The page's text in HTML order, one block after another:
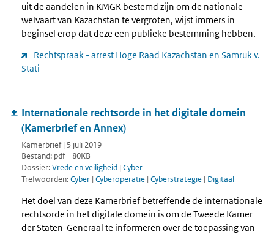
uit de aandelen in KMGK bestemd zijn om de nationale
welvaart van Kazachstan te vergroten, wijst immers in
beginsel erop dat deze een publieke bestemming hebben.
Rechtspraak - arrest Hoge Raad Kazachstan en Samruk v.
Stati
Internationale rechtsorde in het digitale domein
(Kamerbrief en Annex)
Kamerbrief | 5 juli 2019
Bestand: pdf - 80KB
Dossier:Vrede en veiligheid | Cyber
Trefwoorden:Cyber | Cyberoperatie | Cyberstrategie | Digitaal
Het doel van deze Kamerbrief betreffende de internationale
rechtsorde in het digitale domein is om de Tweede Kamer
der Staten-Generaal te informeren over de toepassing van